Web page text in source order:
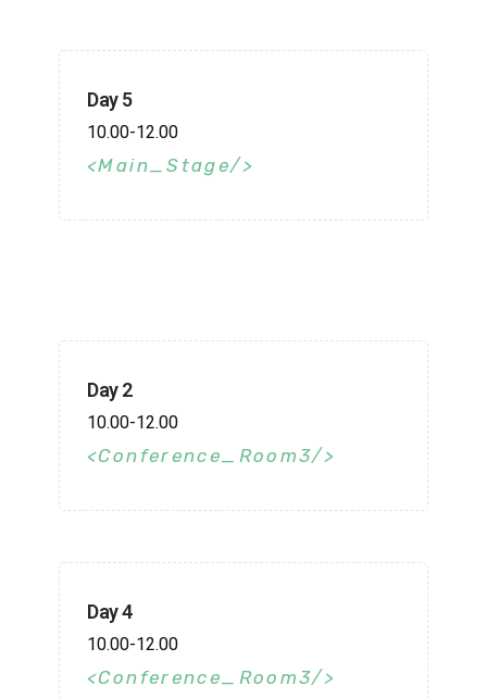
Day 5
10.00-12.00
Main_Stage
Day 2
10.00-12.00
Conference_Room3
Day 4
10.00-12.00
Conference_Room3